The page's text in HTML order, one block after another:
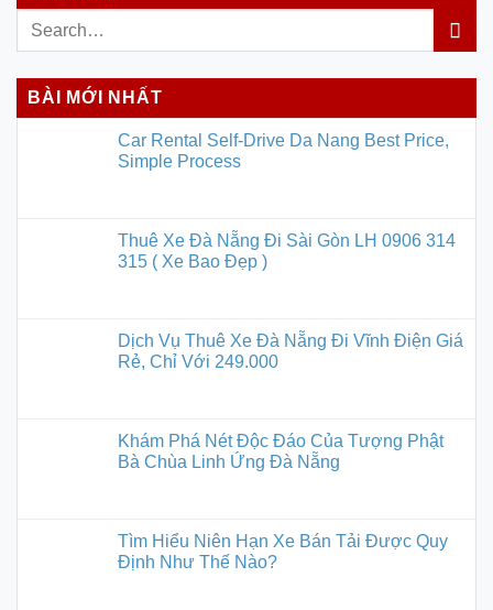
BÀI MỚI NHẤT
Car Rental Self-Drive Da Nang Best Price,
Simple Process
Thuê Xe Đà Nẵng Đi Sài Gòn LH 0906 314
315 ( Xe Bao Đẹp )
Dịch Vụ Thuê Xe Đà Nẵng Đi Vĩnh Điện Giá
Rẻ, Chỉ Với 249.000
Khám Phá Nét Độc Đáo Của Tượng Phật
Bà Chùa Linh Ứng Đà Nẵng
Tìm Hiểu Niên Hạn Xe Bán Tải Được Quy
Định Như Thế Nào?